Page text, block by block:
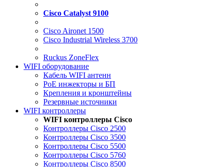
Cisco Catalyst 9100
Cisco Aironet 1500
Cisco Industrial Wireless 3700
Ruckus ZoneFlex
WIFI оборудование
Кабель WIFI антенн
PoE инжекторы и БП
Крепления и кронштейны
Резервные источники
WIFI контроллеры
WIFI контроллеры Cisco
Контроллеры Cisco 2500
Контроллеры Cisco 3500
Контроллеры Cisco 5500
Контроллеры Cisco 5760
Контроллеры Cisco 8500